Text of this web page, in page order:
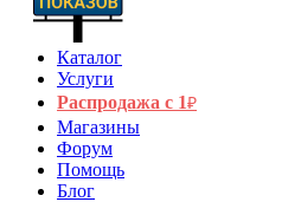
Каталог
Услуги
Распродажа с 1₽
Магазины
Форум
Помощь
Блог